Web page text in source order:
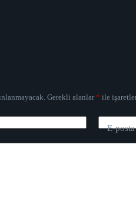
Gerekli alanlar* ile
E-posta